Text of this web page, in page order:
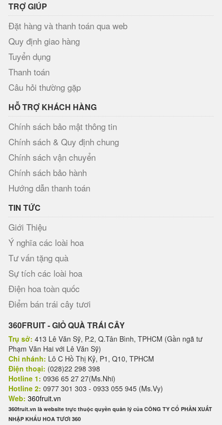
TRỢ GIÚP
Đặt hàng và thanh toán qua web
Quy định giao hàng
Tuyển dụng
Thanh toán
Câu hỏi thường gặp
HỖ TRỢ KHÁCH HÀNG
Chính sách bảo mật thông tin
Chính sách & Quy định chung
Chính sách vận chuyển
Chính sách bảo hành
Hướng dẫn thanh toán
TIN TỨC
Giới Thiệu
Ý nghĩa các loài hoa
Tư vấn tặng quà
Sự tích các loài hoa
Điện hoa toàn quốc
Điểm bán trái cây tươi
360FRUIT - GIỎ QUÀ TRÁI CÂY
Trụ sở: 413 Lê Văn Sỹ, P.2, Q.Tân Bình, TPHCM (Gần ngã tư
Phạm Văn Hai với Lê Văn Sỹ)
Chi nhánh: Lô C Hồ Thị Kỷ, P1, Q10, TPHCM
Điện thoại: (028)22 298 398
Hotline 1: 0936 65 27 27(Ms.Nhi)
Hotline 2: 0977 301 303 - 0933 055 945 (Ms.Vy)
Web: 360fruit.vn
360fruit.vn là website trực thuộc quyền quản lý của CÔNG TY CỔ PHẦN XUẤT
NHẬP KHẨU HOA TƯƠI 360